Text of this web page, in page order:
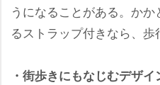
うになることがある。か
るストラップ付きなら、歩
・街歩きにもなじむデザイ